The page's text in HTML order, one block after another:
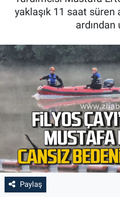
yaklaşık 11 saat süren
ardından
Paylaş